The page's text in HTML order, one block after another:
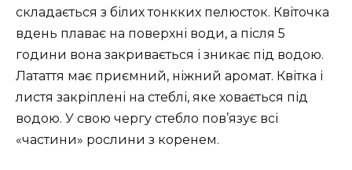
складається з білих тонкких пелюсток. Квіточка
вдень плаває на поверхні води, а після 5
години вона закривається і зникає під водою.
Латаття має приємний, ніжний аромат. Квітка і
листя закріплені на стеблі, яке ховається під
водою. У свою чергу стебло пов’язує всі
«частини» рослини з коренем.